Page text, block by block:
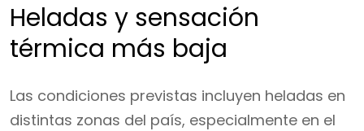
Heladas y sensación
térmica más baja
Las condiciones previstas incluyen heladas en
distintas zonas del país, especialmente en el